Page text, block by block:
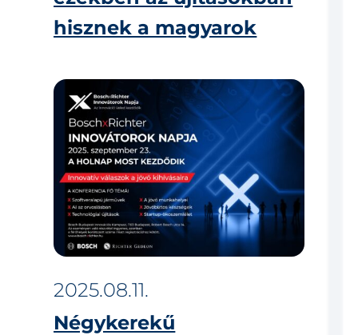
hisznek a magyarok
2025.08.11.
Négykerekű